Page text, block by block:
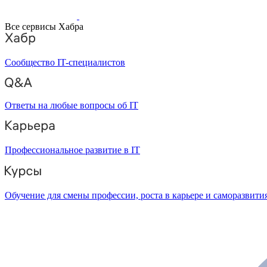
Все сервисы Хабра
Сообщество IT-специалистов
Ответы на любые вопросы об IT
Профессиональное развитие в IT
Обучение для смены профессии, роста в карьере и